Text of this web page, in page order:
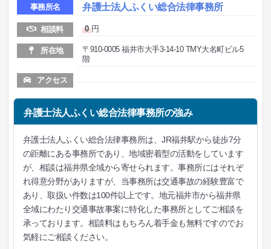
事務所名 弁護士法人ふくい総合法律事務所
相談料 0 円
所在地
〒910-0005 福井市大手3-14-10 TMY大名町ビル5
階
アクセス
弁護士法人ふくい総合法律事務所の強み
弁護士法人ふくい総合法律事務所は、JR福井駅から徒歩7分
の距離にある事務所であり、地域密着型の活動をしています
が、相談は福井県全域から寄せられます。事務所にはそれぞ
れ得意分野がありますが、当事務所は交通事故の経験豊富で
あり、取扱い件数は100件以上です。地元福井市から福井県
全域にわたり交通事故事案に特化した事務所としてご相談を
承っております。相談料はもちろん着手金も無料ですのでお
気軽にご相談ください。